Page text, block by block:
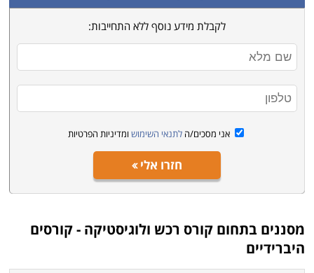
לקבלת מידע נוסף ללא התחייבות:
אני מסכים/ה לתנאי השימוש ומדיניות הפרטיות
חזרו אלי
מסננים בתחום קורס רכש ולוגיסטיקה - קורסים
היברידיים